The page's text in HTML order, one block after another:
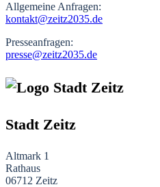
Allgemeine Anfragen:
kontakt@zeitz2035.de
Presseanfragen:
presse@zeitz2035.de
Stadt Zeitz
Altmark 1
Rathaus
06712 Zeitz